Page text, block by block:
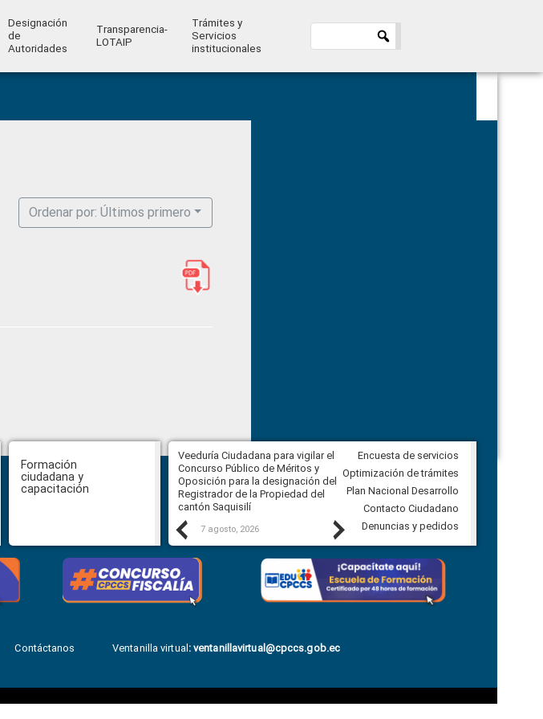
Designación
de
Autoridades
Transparencia-
LOTAIP
Trámites y
Servicios
institucionales
Ordenar por: Últimos primero
Formación
ciudadana y
capacitación
Previous
CPCCS aprueba convocatoria a
Veeduría para designación de la
autoridad de la SOT
Veeduría Ciudadana para vigilar el
Concurso Público de Méritos y
Oposición para la designación del
Registrador de la Propiedad del
cantón Saquisilí
7 agosto, 2026
Veeduría Ciudadana para vigilar la
construcción del asfaltado de
Ballenita del cantón Santa Elena
7 agosto, 2026
Next
Encuesta de servicios
Optimización de trámites
Plan Nacional Desarrollo
Contacto Ciudadano
Denuncias y pedidos
Contáctanos Ventanilla virtual:ventanillavirtual@cpccs.gob.ec